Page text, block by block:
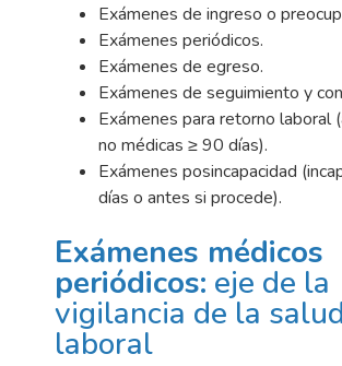
Exámenes de ingreso o
Exámenes periódicos.
Exámenes de egreso.
Exámenes de seguimiento y
Exámenes para retorno laboral
no médicas ≥ 90 días).
Exámenes posincapacidad
días o antes si procede).
Exámenes médicos
periódicos: eje de la
vigilancia de la salud
laboral